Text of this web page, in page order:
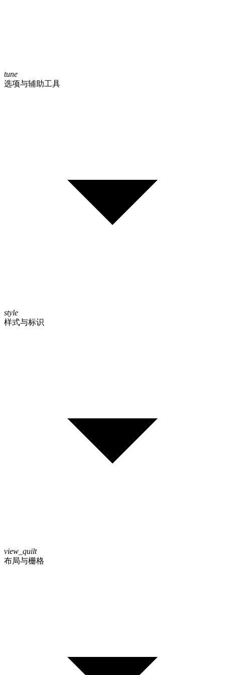
tune
选项与辅助工具
style
样式与标识
view_quilt
布局与栅格